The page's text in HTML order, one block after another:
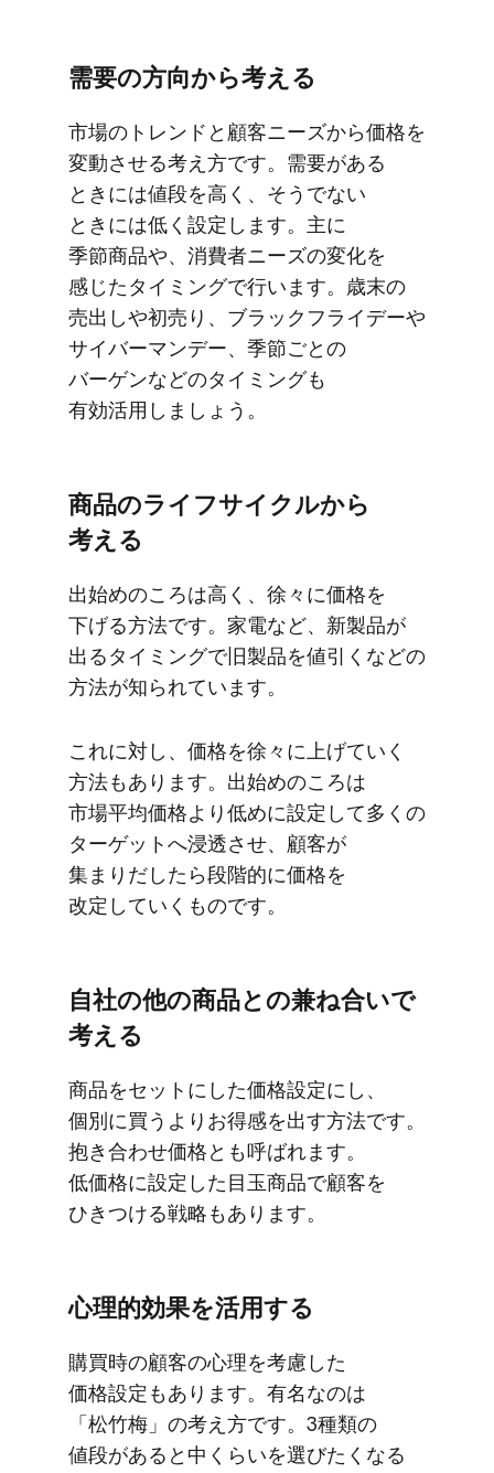
需要の​方​向から​考える
市場の​トレンドと​顧客ニーズから​価格を​
変動させる​考え方です。​需要が​ある​
ときには​値段を​高く、そうでない​
ときには​低く​設定します。​主に​
季節商品や、​消費者ニーズの​変化を​
感じた​タイミングで​行います。​歳末の​
売出しや​初売り、​ブラックフライデーや​
サイバーマンデー、​季節ごとの​
バーゲンなどの​タイミングも​
有効活用しましょう。
商品の​ライフサイクルから​
考える
出始めの​ころは​高く、​徐々に​価格を​
下げる​方​法です。​家電など、​新製品が​
出る​タイミングで​旧製品を​値引くなどの​
方​法が​知られています。
これに​対し、​価格を​徐々に​上げていく​
方法も​あります。​出始めの​ころは​
市場平均価格より​低めに​設定して​多くの​
ターゲットへ​浸透させ、​顧客が​
集まりだしたら​段階的に​価格を​
改定していく​ものです。
自社の​他の​商品との​兼ね合いで​
考える
商品を​セットに​した​価格設定にし、​
個別に​買うより​お得感を​出す方​法です。​
抱き合わせ価格とも​呼ばれます。​
低価格に​設定した​目玉商品で​顧客を​
ひきつける​戦略も​あります。
心理的効果を​活用する
購買時の​顧客の​心理を​考慮した​
価格設定も​あります。​有名なのは​
「松竹梅」の​考え方です。​3種類の​
値段が​あると​中くらいを​選びたくなる​